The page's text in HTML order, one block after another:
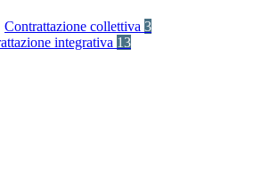
Contrattazione collettiva 3
integrativa 13